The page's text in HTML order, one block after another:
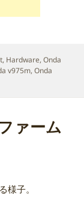
, Hardware,Onda
v975m,Onda
正式版に格上げされま
ァーム
子。